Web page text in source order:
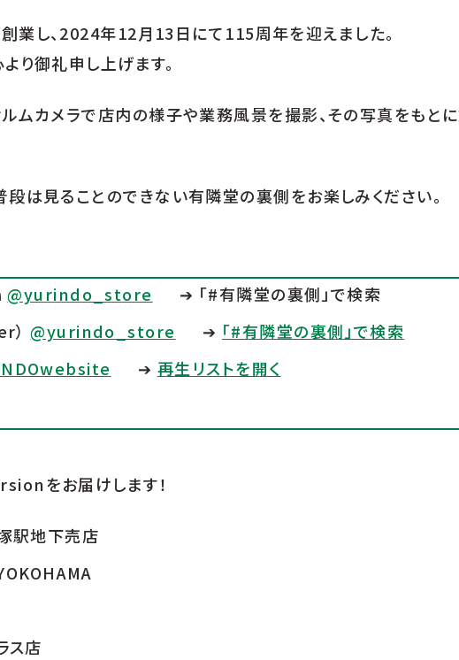
業し、2024年12月13日にて115周年を迎えました。
り御礼申し上げます。
ムカメラで店内の様子や業務風景を撮影、その写真をもと
は見ることのできない有隣堂の裏側をお楽しみください。
@yurindo_store
➔ 「#有隣堂の裏側」で検索
）@yurindo_store ➔ 「#有隣堂の裏側」で検索
➔ 再生リストを開く
をお届けします！
駅地下売店
ス店